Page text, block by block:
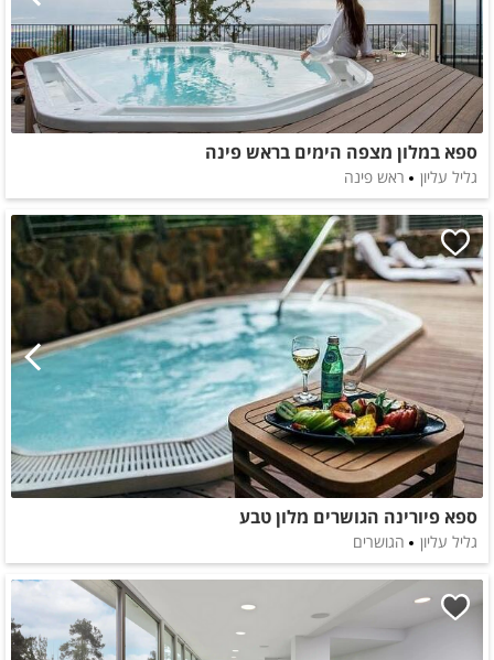
ספא במלון מצפה הימים בראש פינה
גליל עליון ראש פינה
ספא פיורינה הגושרים מלון טבע
גליל עליון הגושרים